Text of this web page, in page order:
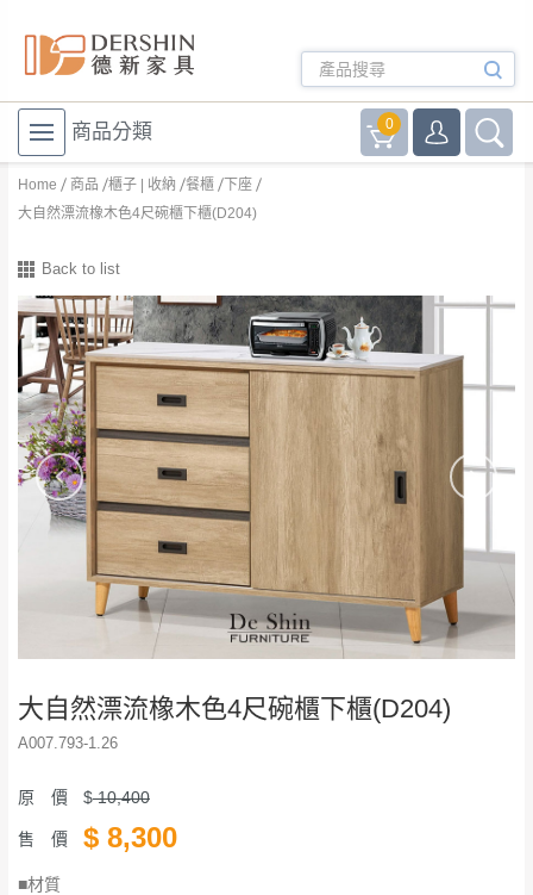
商品分類 0
Home 商品 櫃子 | 收納 餐櫃
下座
大自然漂流橡木色4尺碗櫃下櫃(D204)
Back to list
大自然漂流橡木色4尺碗櫃下櫃(D204)
A007.793-1.26
原 價 $10,400
售 價 $ 8,300
■材質